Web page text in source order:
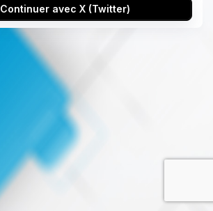
Continuer avec X (Twitter)